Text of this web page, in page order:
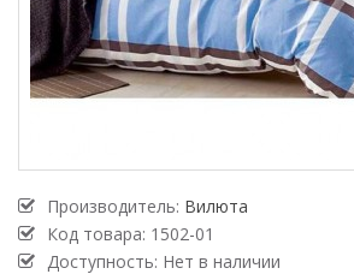
Производитель: Вилюта
Код товара: 1502-01
Доступность: Нет в наличии